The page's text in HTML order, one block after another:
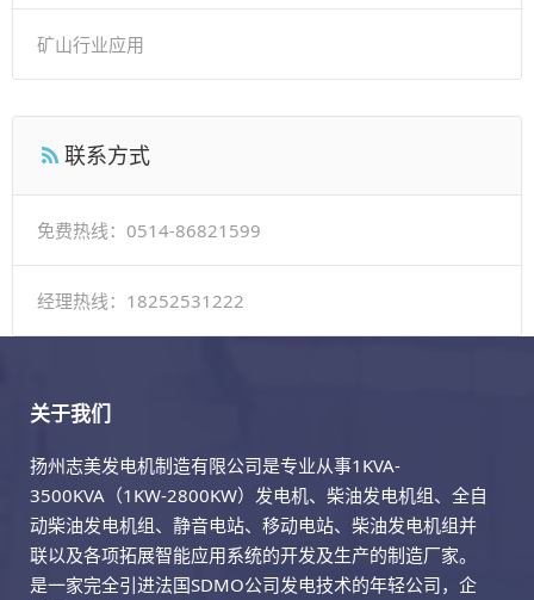
矿山行业应用
联系方式
免费热线：0514-86821599
经理热线：18252531222
关于我们
扬州志美发电机制造有限公司是专业从事1KVA-
3500KVA（1KW-2800KW）发电机、柴油发电机组、全自
动柴油发电机组、静音电站、移动电站、柴油发电机组并
联以及各项拓展智能应用系统的开发及生产的制造厂家。
是一家完全引进法国SDMO公司发电技术的年轻公司，企